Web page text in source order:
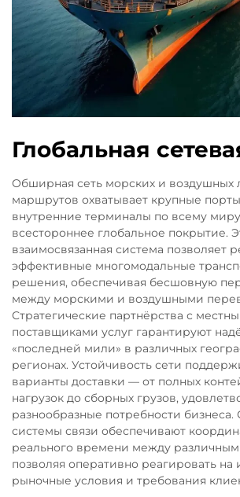
Глобальная
Обширная сеть морских и воздушных
маршрутов охватывает крупные
внутренние терминалы по всему
всестороннее глобальное покрытие.
взаимосвязанная система позволяет
эффективные многомодальные
решения, обеспечивая бесшовную
между морскими и воздушными
Стратегические партнёрства с
поставщиками услуг гарантируют
«последней мили» в различных
регионах. Устойчивость сети
варианты доставки — от полных
нагрузок до сборных грузов,
разнообразные потребности
системы связи обеспечивают
реального времени между
позволяя оперативно реагировать
рыночные условия и требования